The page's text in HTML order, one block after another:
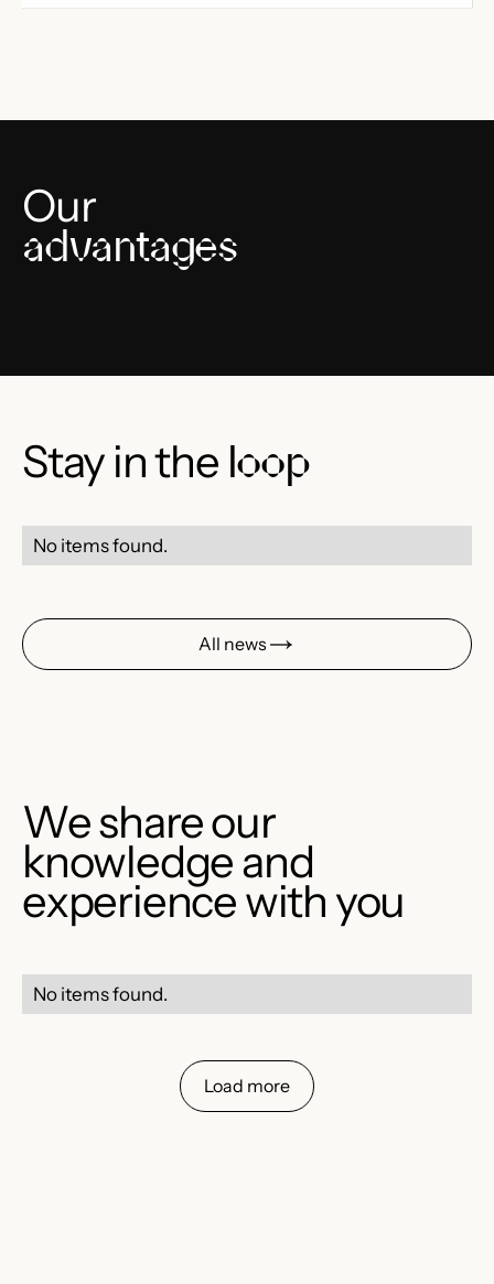
Our
advantages
Stay in the loop
No items found.
All news
We share our
knowledge and
experience with you
No items found.
Load more